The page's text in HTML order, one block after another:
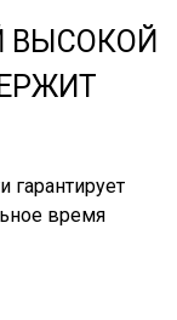
ВЫСОКОЙ
гарантирует
время